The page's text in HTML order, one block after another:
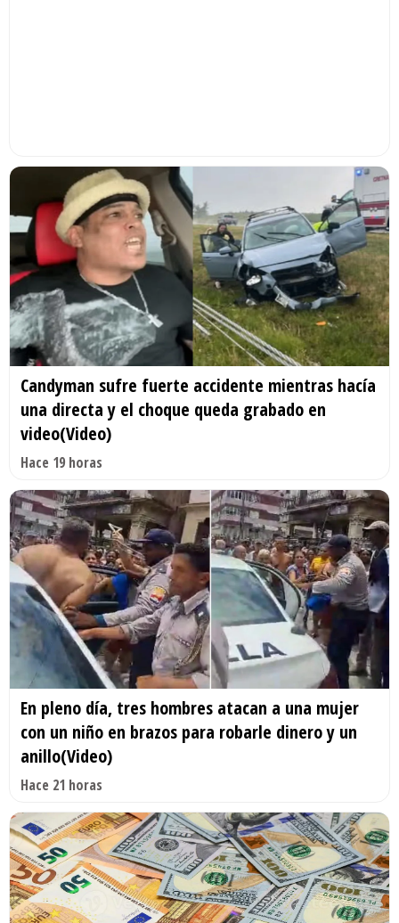
Candyman sufre fuerte accidente mientras hacía
una directa y el choque queda grabado en
video(Video)
Hace 19 horas
En pleno día, tres hombres atacan a una mujer
con un niño en brazos para robarle dinero y un
anillo(Video)
Hace 21 horas